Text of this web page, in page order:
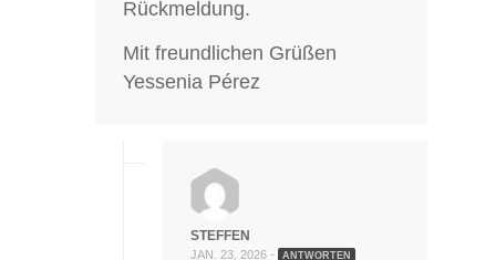
Rückmeldung.
Mit freundlichen Grüßen
Yessenia Pérez
STEFFEN
JAN. 23, 2026 - ANTWORTEN